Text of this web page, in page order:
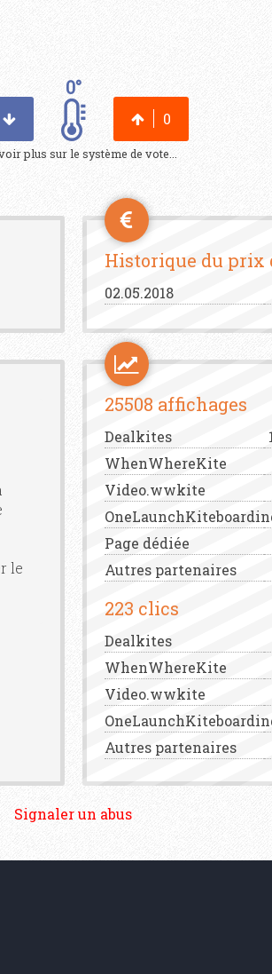
0°
0
plus sur le système de vote...
Historique du prix
02.05.2018
le
25508 affichages
Dealkites
WhenWhereKite
Video.wwkite
Page dédiée
Autres partenaires
223 clics
Dealkites
WhenWhereKite
Video.wwkite
Autres partenaires
Signaler un abus